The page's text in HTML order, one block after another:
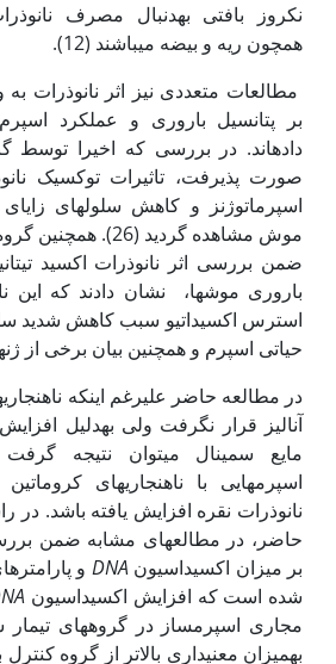
نکروز بافتی به‏دنبال مصرف
همچون ریه و بیضه می‏باشند (12).
مطالعات متعددی نیز اثر نانوذرات به
بر پتانسیل باروری و عمل‏کرد
داده‏اند. در بررسی که اخیرا توسط
صورت پذیرفت، تاثیرات توکسیک
اسپرماتوژنز و کاهش سلول‏های
ضمن بررسی اثر نانوذرات اکسید
باروری موش‏ها، نشان دادند که این
استرس اکسیداتیو سبب کاهش شدید
حیاتی اسپرم و همچنین بیان برخی از ژن‏ها
در مطالعه حاضر علی‏رغم اینکه
آنالیز قرار نگرفت ولی به‏دلیل
مایع سمینال می‏توان نتیجه
اسپرم‏هایی با ناهنجاری‏های کروماتین
نانوذرات نقره افزایش یافته باشد. در
حاضر، در مطالعه‏ای مشابه ضمن
بر میزان اکسیداسیونDNA و
شده است که افزایش اکسیداسیون
مجاری اسپرم‏ساز در گروه‏های تیمار
به‏میزان معنی‏داری بالاتر از گروه